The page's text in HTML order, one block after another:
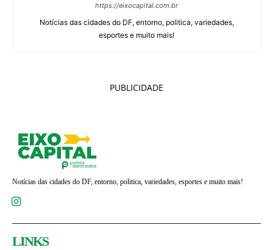
https://eixocapital.com.br
Notícias das cidades do DF, entorno, politica, variedades,
esportes e muito mais!
PUBLICIDADE
Notícias das cidades do DF, entorno, politica, variedades, esportes e muito mais!
LINKS